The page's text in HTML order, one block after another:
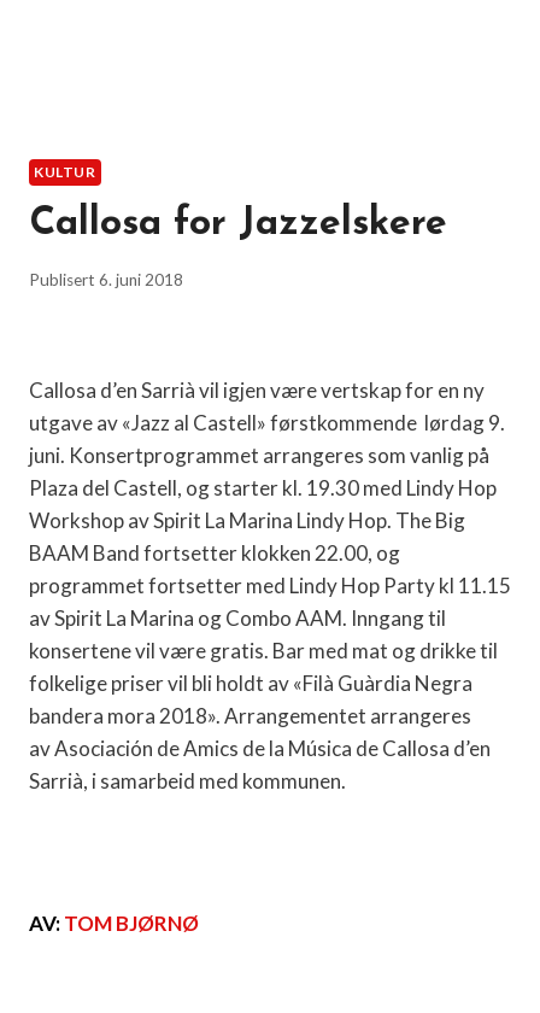
KULTUR
Callosa for Jazzelskere
Publisert 6. juni 2018
Callosa d’en Sarrià vil igjen være vertskap for en ny
utgave av «Jazz al Castell» førstkommende lørdag 9.
juni. Konsertprogrammet arrangeres som vanlig på
Plaza del Castell, og starter kl. 19.30 med Lindy Hop
Workshop av Spirit La Marina Lindy Hop. The Big
BAAM Band fortsetter klokken 22.00, og
programmet fortsetter med Lindy Hop Party kl 11.15
av Spirit La Marina og Combo AAM. Inngang til
konsertene vil være gratis. Bar med mat og drikke til
folkelige priser vil bli holdt av «Filà Guàrdia Negra
bandera mora 2018». Arrangementet arrangeres
avAsociación de Amics de la Música de Callosa d’en
Sarrià, i samarbeid med kommunen.
AV:TOM BJØRNØ